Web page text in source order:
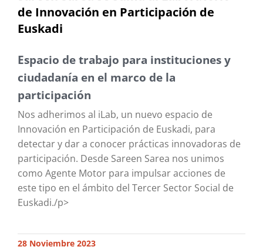
de Innovación en Participación de
Euskadi
Espacio de trabajo para instituciones y
ciudadanía en el marco de la
participación
Nos adherimos al iLab, un nuevo espacio de
Innovación en Participación de Euskadi, para
detectar y dar a conocer prácticas innovadoras de
participación. Desde Sareen Sarea nos unimos
como Agente Motor para impulsar acciones de
este tipo en el ámbito del Tercer Sector Social de
Euskadi./p>
28 Noviembre 2023